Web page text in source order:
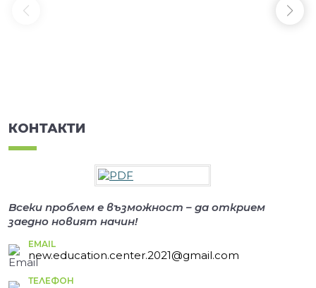
КОНТАКТИ
Всеки проблем е възможност – да открием
заедно новият начин!
EMAIL
new.education.center.2021@gmail.com
ТЕЛЕФОН